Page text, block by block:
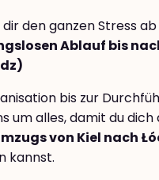
den ganzen Stress
Ablauf bis
bis zur
um alles, damit du dich
von Kiel nach
kannst.